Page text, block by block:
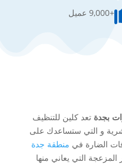
+9,000 عميل
بجدة تعد كلين للتنظيف
و التي ستساعدك على
الضارة في منطقة جدة
التي يعاني منها